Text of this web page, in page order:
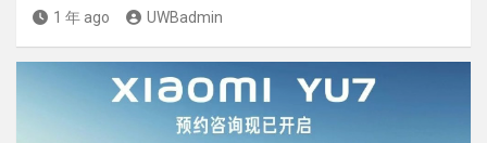
1 年 ago UWBadmin